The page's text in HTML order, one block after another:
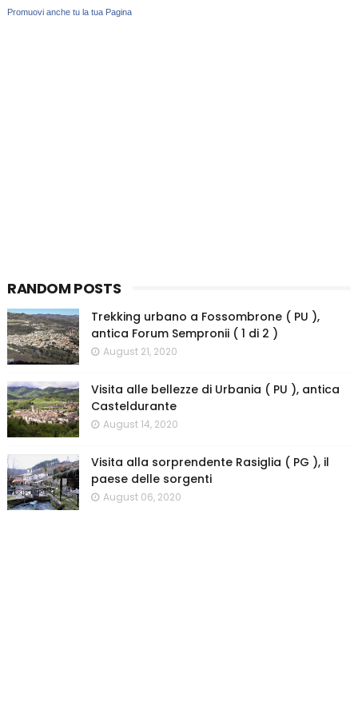
Promuovi anche tu la tua Pagina
RANDOM POSTS
Trekking urbano a Fossombrone ( PU ),
antica Forum Sempronii ( 1 di 2 )
August 21, 2020
Visita alle bellezze di Urbania ( PU ), antica
Casteldurante
August 14, 2020
Visita alla sorprendente Rasiglia ( PG ), il
paese delle sorgenti
August 06, 2020